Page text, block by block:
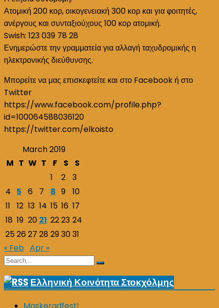
Ατομική 200 κορ, οικογενειακή 300 κορ και για φοιτητές,
ανέργους και συνταξιούχους 100 κορ ατομική.
Swish: 123 039 78 28
Ενημερώστε την γραμματεία για αλλαγή ταχυδρομικής η
ηλεκτρονικής διεύθυνσης.
Μπορείτε να μας επισκεφτείτε και στο Facebook ή στο
Twitter
https://www.facebook.com/profile.php?
id=100064588036120
https://twitter.com/elkoisto
March 2019
M T W T F S
S
1
2
3
4
5 6 7 8 9
10
11
12 13 14 15 16 17
18 19 20 21 2223 24
2526 27 28 293031
« Feb Apr »
Search
Search
Ελληνική Κοινότητα Στοκχόλμης